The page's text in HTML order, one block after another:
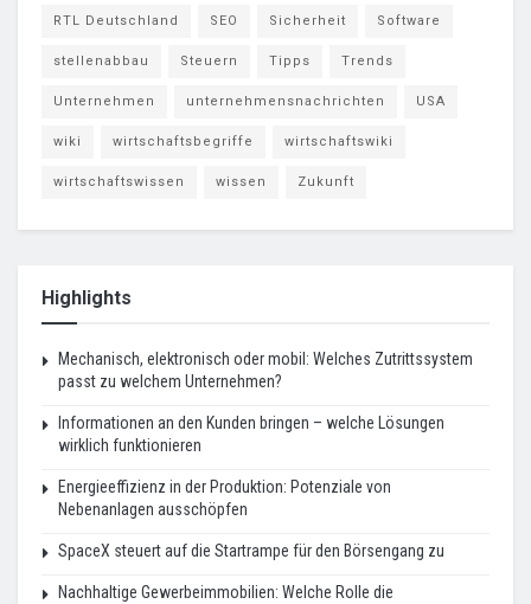
RTL Deutschland SEO Sicherheit Software
stellenabbau Steuern Tipps Trends
Unternehmen unternehmensnachrichten USA
wiki wirtschaftsbegriffe wirtschaftswiki
wirtschaftswissen wissen Zukunft
Highlights
Mechanisch, elektronisch oder mobil: Welches Zutrittssystem
passt zu welchem Unternehmen?
Informationen an den Kunden bringen – welche Lösungen
wirklich funktionieren
Energieeffizienz in der Produktion: Potenziale von
Nebenanlagen ausschöpfen
SpaceX steuert auf die Startrampe für den Börsengang zu
Nachhaltige Gewerbeimmobilien: Welche Rolle die